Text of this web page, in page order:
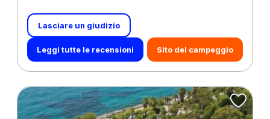
Lasciare un giudizio
Leggi tutte le recensioni Sito del campeggio